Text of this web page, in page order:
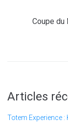
Coupe du
Articles
Totem Experience